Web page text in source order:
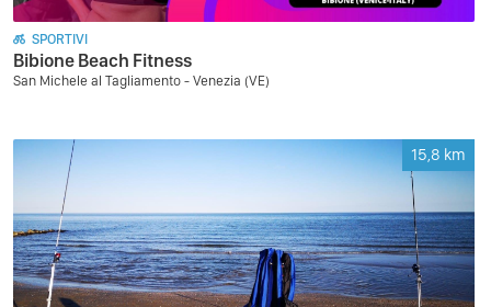
SPORTIVI
Bibione Beach Fitness
San Michele al Tagliamento - Venezia (VE)
15,8 km